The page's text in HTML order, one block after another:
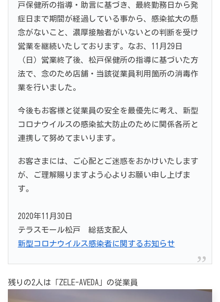
戸保健所の指導・助言に基づき、最終勤務日から発
症日まで期間が経過している事から、感染拡大の懸
念がないこと、濃厚接触者がいないとの判断を受け
営業を継続いたしております。なお、11月29日
（日）営業終了後、松戸保健所の指導に基づいた方
法で、念のため店舗・当該従業員利用箇所の消毒作
業を行いました。
今後もお客様と従業員の安全を最優先に考え、新型
コロナウイルスの感染拡大防止のために関係各所と
連携して努めてまいります。
お客さまには、ご心配とご迷惑をおかけいたします
が、ご理解賜りますよう心よりお願い申し上げま
す。
2020年11月30日
テラスモール松戸 総括支配人
新型コロナウイルス感染者に関するお知らせ
残りの2人は「ZELE-AVEDA」の従業員